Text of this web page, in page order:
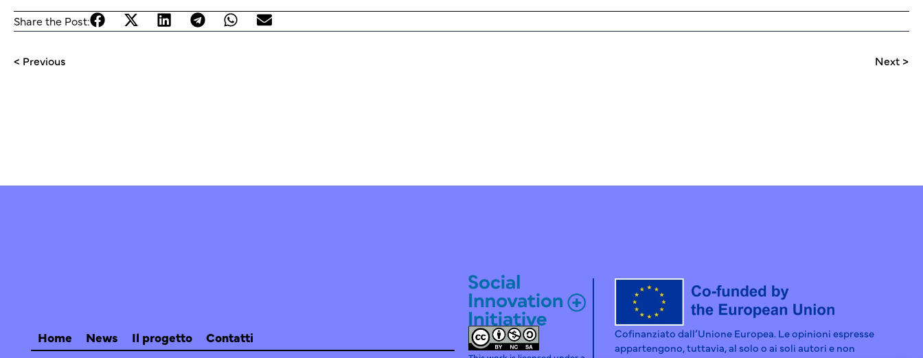
Share the Post:
< Previous Next >
Home News Il progetto
Contatti
Cofinanziato dall’Unione Europea. Le opinioni espresse
appartengono, tuttavia, al solo o ai soli autori e non